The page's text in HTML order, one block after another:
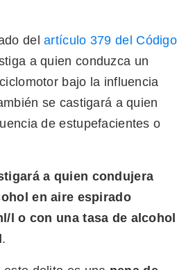
delartículo 379 del Código
a quien conduzca un
bajo la influencia
se castigará a quien
de estupefacientes o
a quien condujera
en aire espirado
l o con una tasa de alcohol
.